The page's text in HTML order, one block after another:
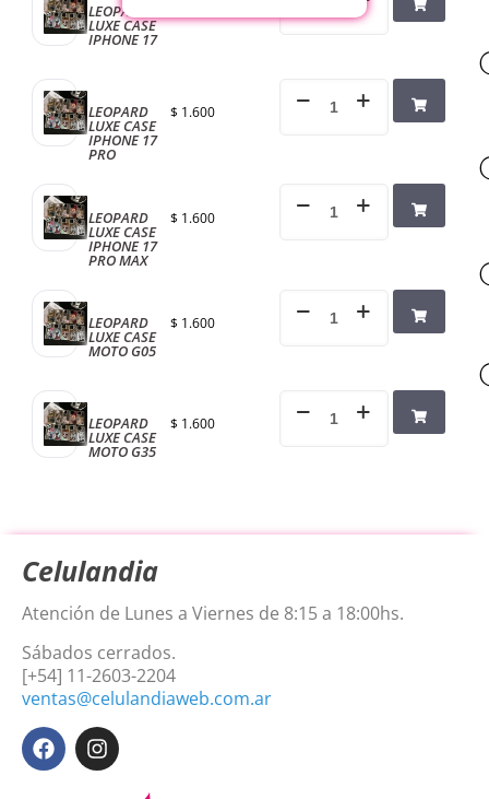
LEOPARD
LUXE CASE
IPHONE 17
LEOPARD
LUXE CASE
IPHONE 17
PRO
$ 1.600
LEOPARD
LUXE CASE
IPHONE 17
PRO MAX
$ 1.600
LEOPARD
LUXE CASE
MOTO G05
$ 1.600
LEOPARD
LUXE CASE
MOTO G35
$ 1.600
Celulandia
Atención de Lunes a Viernes de 8:15 a 18:00hs.
Sábados cerrados.
[+54] 11-2603-2204
ventas@celulandiaweb.com.ar